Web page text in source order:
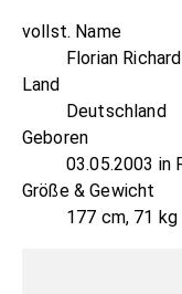
vollst. Name
Florian
Land
Deutschland
Geboren
03.05.2003 in
Größe & Gewicht
177 cm, 71 kg